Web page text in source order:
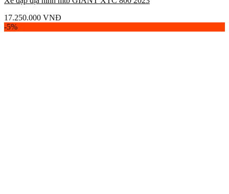
17.250.000 VNĐ
-5%